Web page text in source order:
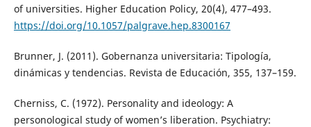
of universities. Higher Education Policy, 20(4), 477–493.
https://doi.org/10.1057/palgrave.hep.8300167
Brunner, J. (2011). Gobernanza universitaria: Tipología,
dinámicas y tendencias. Revista de Educación, 355, 137–159.
Cherniss, C. (1972). Personality and ideology: A
personological study of women’s liberation. Psychiatry: